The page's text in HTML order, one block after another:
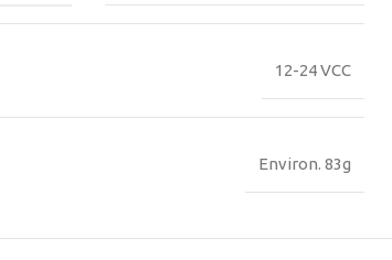
12-24 VCC
Environ. 83g